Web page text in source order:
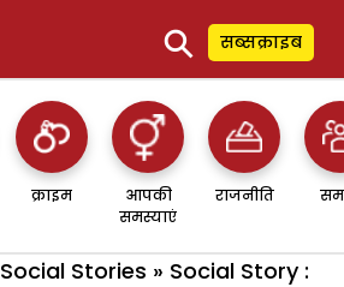
⚲ सब्सक्राइब
क्राइम
आपकी
समस्याएं
राजनीति
Social Stories » Social Story :